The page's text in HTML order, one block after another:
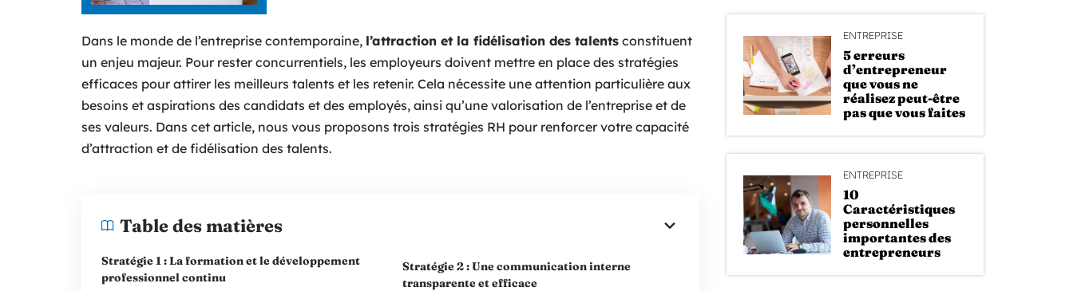
Dans le monde de l’entreprise contemporaine, l’attraction et la fidélisation des talents constituent
un enjeu majeur. Pour rester concurrentiels, les employeurs doivent mettre en place des stratégies
efficaces pour attirer les meilleurs talents et les retenir. Cela nécessite une attention particulière aux
besoins et aspirations des candidats et des employés, ainsi qu’une valorisation de l’entreprise et de
ses valeurs. Dans cet article, nous vous proposons trois stratégies RH pour renforcer votre capacité
d’attraction et de fidélisation des talents.
Table des matières
Stratégie 1 : La formation et le développement
professionnel continu
Stratégie 2 : Une communication interne
transparente et efficace
ENTREPRISE
5 erreurs
d’entrepreneur
que vous ne
réalisez peut-être
pas que vous faites
ENTREPRISE
10
Caractéristiques
personnelles
importantes des
entrepreneurs